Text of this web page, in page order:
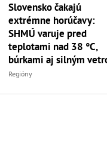
Slovensko čakajú
extrémne horúčavy:
SHMÚ varuje pred
teplotami nad 38 °C,
búrkami aj silným
Regióny